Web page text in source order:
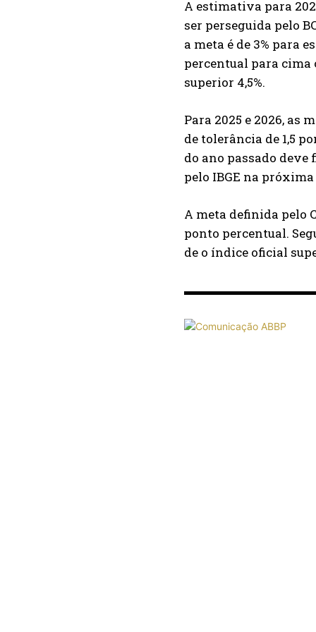
A estimativa para
ser perseguida pelo
a meta é de 3% para
percentual para cima
superior 4,5%.
Para 2025 e 2026, as
de tolerância de 1,5
do ano passado deve
pelo IBGE na
A meta definida pelo
ponto percentual.
de o índice oficial